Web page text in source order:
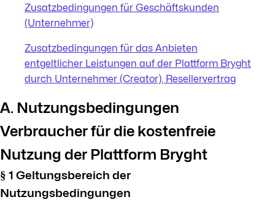
Zusatzbedingungen für Geschäftskunden
(Unternehmer)
Zusatzbedingungen für das Anbieten
entgeltlicher Leistungen auf der Plattform Bryght
durch Unternehmer (Creator), Resellervertrag
A. Nutzungsbedingungen
Verbraucher für die kostenfreie
Nutzung der Plattform Bryght
§ 1 Geltungsbereich der
Nutzungsbedingungen